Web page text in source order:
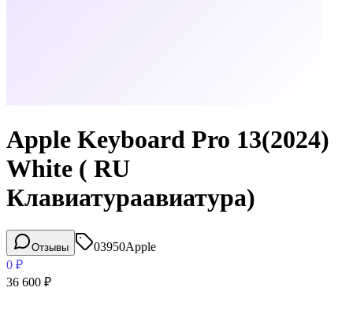
Apple Keyboard Pro 13(2024)
White ( RU
Клавиатураавиатура)
Отзывы 03950Apple
0 ₽
36 600 ₽